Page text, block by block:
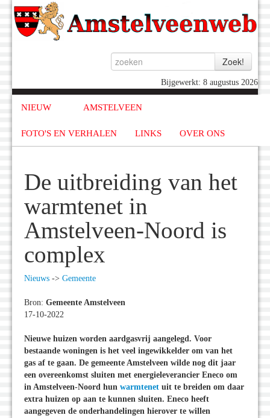
Bijgewerkt: 8 augustus 2026
NIEUW AMSTELVEEN
FOTO'S EN VERHALEN LINKS OVER ONS
De uitbreiding van het
warmtenet in
Amstelveen-Noord is
complex
Nieuws -> Gemeente
Bron: Gemeente Amstelveen
17-10-2022
Nieuwe huizen worden aardgasvrij aangelegd. Voor
bestaande woningen is het veel ingewikkelder om van het
gas af te gaan. De gemeente Amstelveen wilde nog dit jaar
een overeenkomst sluiten met energieleverancier Eneco om
in Amstelveen-Noord hun warmtenet uit te breiden om daar
extra huizen op aan te kunnen sluiten. Eneco heeft
aangegeven de onderhandelingen hierover te willen